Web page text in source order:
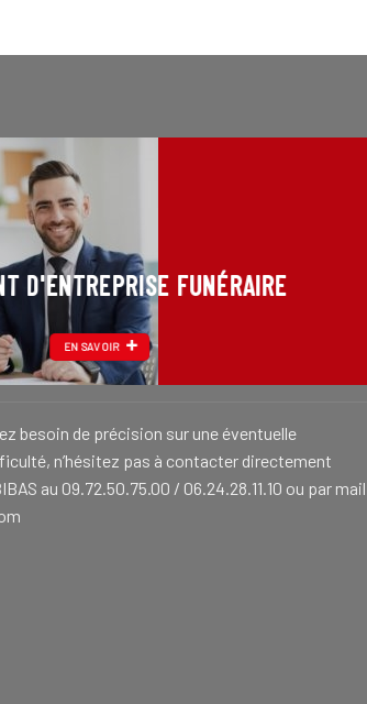
D'ENTREPRISE FUNÉRAIRE
EN SAVOIR
besoin de précision sur une éventuelle
n’hésitez pas à contacter directement
au 09.72.50.75.00 / 06.24.28.11.10 ou par mail